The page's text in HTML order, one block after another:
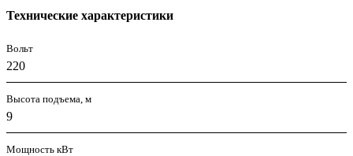
Технические характеристики
Вольт
220
Высота подъема, м
9
Мощность кВт